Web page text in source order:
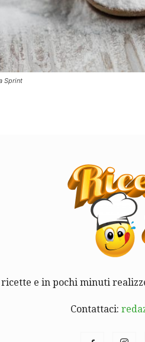
Sprint
ricette e in pochi minuti
Contattaci: